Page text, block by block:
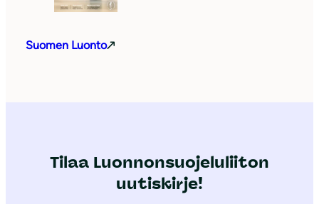
Suomen Luonto
Tilaa Luonnonsuojeluliiton
uutiskirje!